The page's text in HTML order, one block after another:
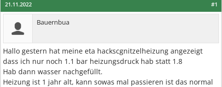
#1
21.11.2022
Bauernbua
Hallo gestern hat meine eta hackscgnitzelheizung angezeigt
dass ich nur noch 1.1 bar heizungsdruck hab statt 1.8
Hab dann wasser nachgefüllt.
Heizung ist 1 jahr alt, kann sowas mal passieren ist das normal